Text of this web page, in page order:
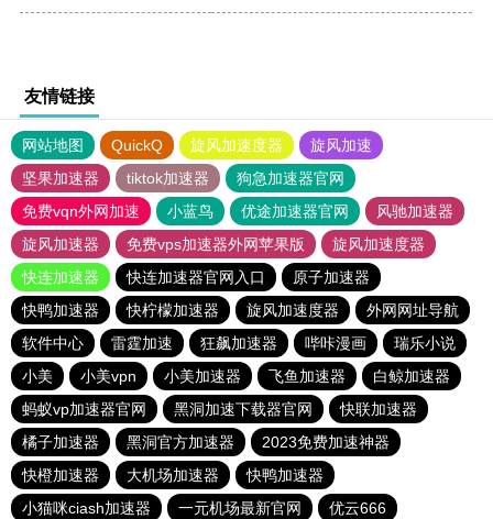
友情链接
网站地图 QuickQ 旋风加速度器
旋风加速
坚果加速器
tiktok加速器
狗急加速器官网
免费vqn外网加速
小蓝鸟 优途加速器官网
风驰加速器
旋风加速器
免费vps加速器外网苹果版
旋风加速度器
快连加速器
快连加速器官网入口
原子加速器
快鸭加速器
快柠檬加速器 旋风加速度器
外网网址导航
软件中心
雷霆加速 狂飙加速器 哔咔漫画
瑞乐小说
小美
小美vpn 小美加速器 飞鱼加速器
白鲸加速器
蚂蚁vp加速器官网
黑洞加速下载器官网
快联加速器
橘子加速器
黑洞官方加速器
2023免费加速神器
快橙加速器
大机场加速器
快鸭加速器
小猫咪ciash加速器
一元机场最新官网
优云666